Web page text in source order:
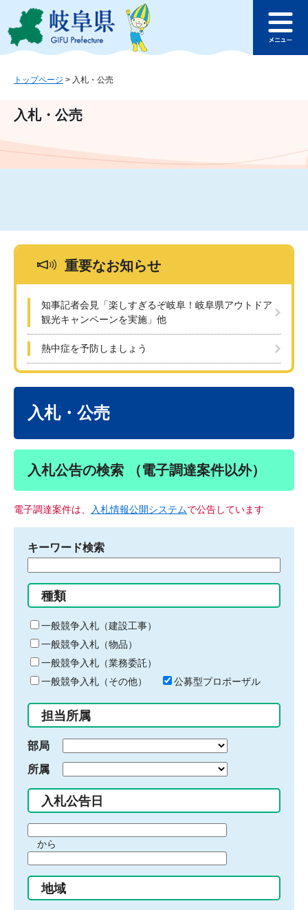
ジ
ュ
文
このページの本文へ
ュ
トップページ > 入札・公売
入札・公売
重要なお知らせ
知事記者会見「楽しすぎるぞ岐阜！岐阜県アウトドア
観光キャンペーンを実施」他
熱中症を予防しましょう
入札・公売
入札公告の検索 （電子調達案件以外）
電子調達案件は、 入札情報公開システムで公告しています
キーワード検索
る
キ
ー
ワ
ー
ド
入
力
種類
一般競争入札（建設工事）
一般競争入札（物品）
一般競争入札（業務委託）
一般競争入札（その他）
公募型プロポーザル
担当所属
部局
所属
入札公告日
間
始
り
から
間
終
地域